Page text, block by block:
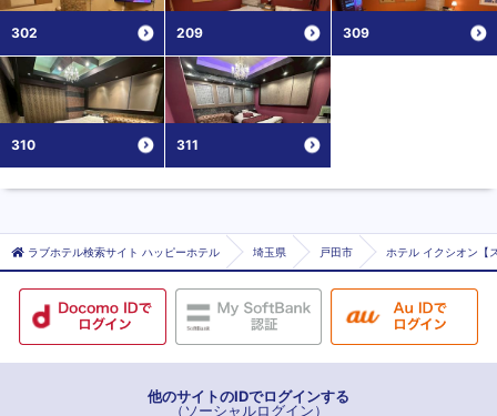
302 209 309
310 311
ラブホテル検索サイト ハッピーホテル 埼玉県 戸田市 ホテル イクシオン【
他のサイトのIDでログインする
（ソーシャルログイン）